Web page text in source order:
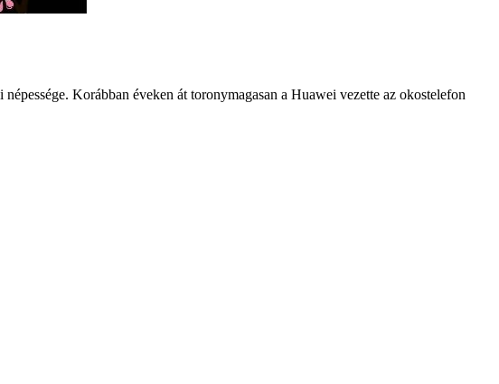
Korábban éveken át toronymagasan a Huawei vezette az okostelefon